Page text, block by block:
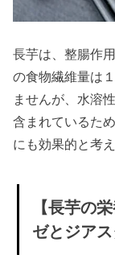
長芋は、整腸作
の食物繊維量は
ませんが、水溶
含まれているた
にも効果的と考
【長芋の
ゼとジア